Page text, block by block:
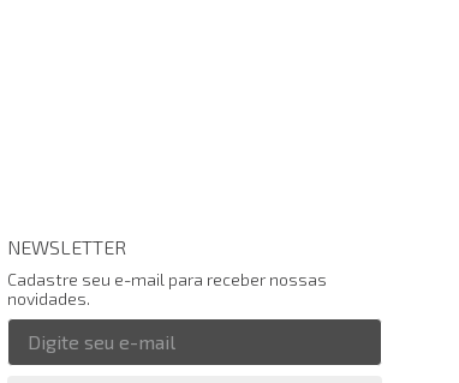
NEWSLETTER
Cadastre seu e-mail para receber nossas
novidades.